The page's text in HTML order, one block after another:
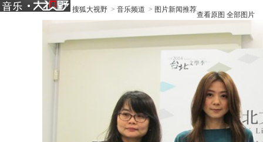
搜狐大视野 > 音乐频道 > 图片新闻推荐
查看原图 全部图片